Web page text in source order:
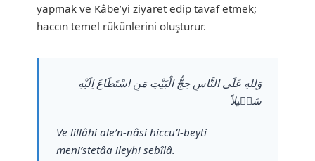
yapmak ve Kâbe’yi ziyaret edip tavaf etmek;
haccın temel rükünlerini oluşturur.
وَلِلهِ عَلَى النَّاسِ حِجُّ الْبَيْتِ مَنِ اسْتَطَاعَ اِلَيْهِ
سَب۪يلاً
Ve lillâhi ale’n-nâsi hiccu’l-beyti
meni’stetâa ileyhi sebîlâ.